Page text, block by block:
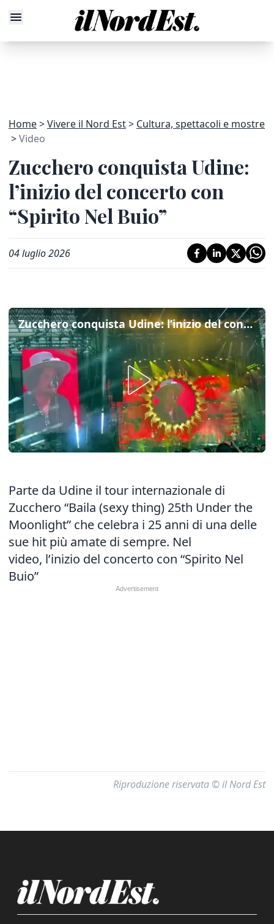
Home Vivere il Nord Est
Cultura, spettacoli e mostre
Video
Zucchero conquista Udine:
l’inizio del concerto con
“Spirito Nel Buio”
04 luglio 2026
Zucchero conquista Udine: l’inizio del concerto con “Spirito Nel Buio”
Parte da Udine il tour internazionale di
Zucchero “Baila (sexy thing) 25th Under the
Moonlight” che celebra i 25 anni di una delle
sue hit più amate di sempre. Nel
video, l’inizio del concerto con “Spirito Nel
Buio”
Riproduzione riservata © il Nord Est